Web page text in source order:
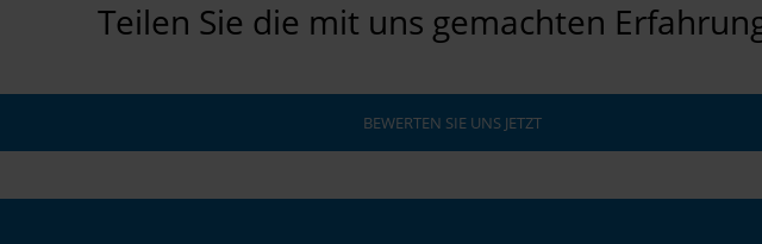
Teilen Sie die mit uns gemachten
BEWERTEN SIE UNS JETZT